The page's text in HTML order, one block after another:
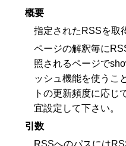
概要
指定されたRSSを取
ページの解釈毎に
照されるページで
ッシュ機能を使うこ
トの更新頻度に応じ
宜設定して下さい。
引数
RSSへのパスには